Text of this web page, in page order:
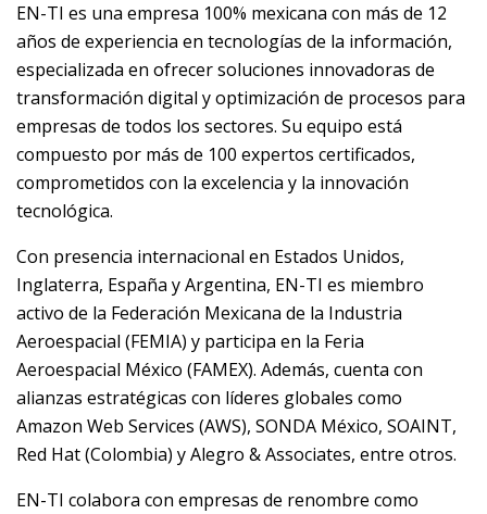
EN-TI es una empresa 100% mexicana con más de 12
años de experiencia en tecnologías de la información,
especializada en ofrecer soluciones innovadoras de
transformación digital y optimización de procesos para
empresas de todos los sectores. Su equipo está
compuesto por más de 100 expertos certificados,
comprometidos con la excelencia y la innovación
tecnológica.
Con presencia internacional en Estados Unidos,
Inglaterra, España y Argentina, EN-TI es miembro
activo de la Federación Mexicana de la Industria
Aeroespacial (FEMIA) y participa en la Feria
Aeroespacial México (FAMEX). Además, cuenta con
alianzas estratégicas con líderes globales como
Amazon Web Services (AWS), SONDA México, SOAINT,
Red Hat (Colombia) y Alegro & Associates, entre otros.
EN-TI colabora con empresas de renombre como